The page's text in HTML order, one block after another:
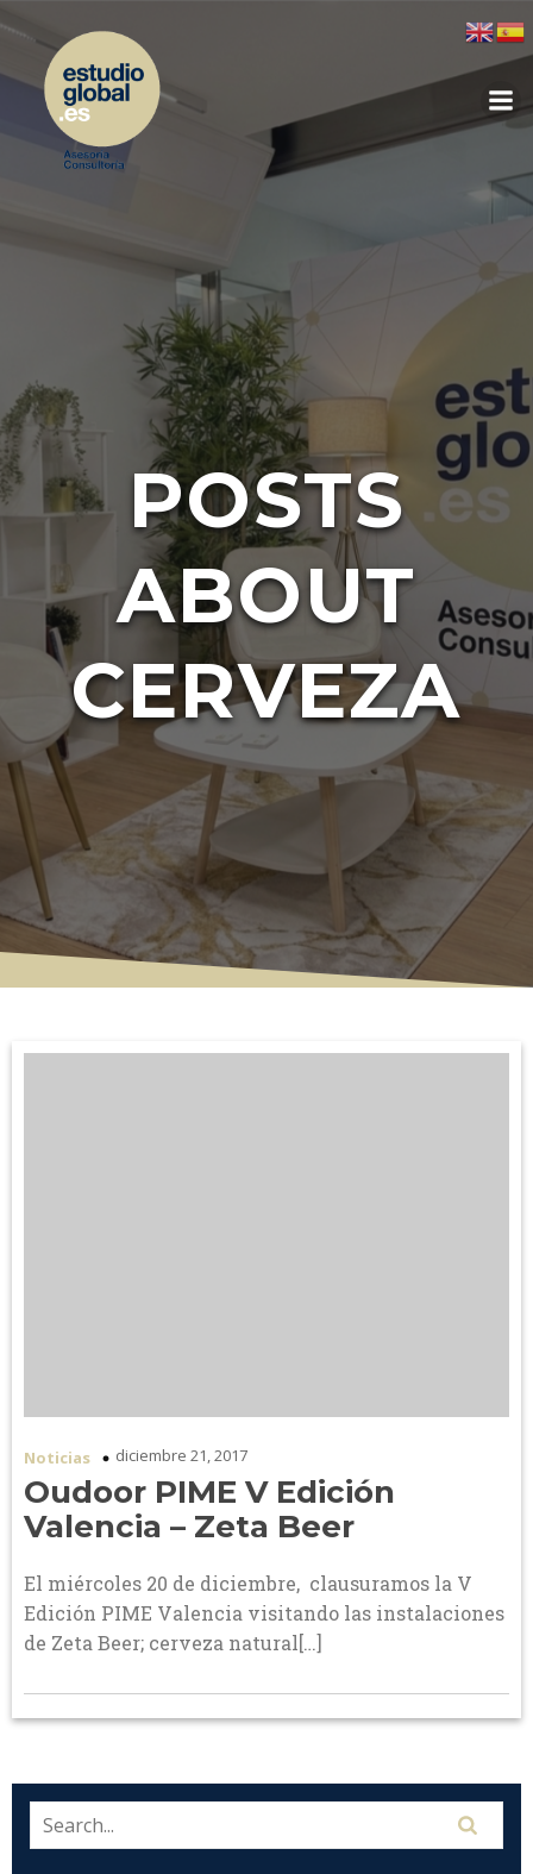
POSTS
ABOUT
CERVEZA
Noticias diciembre 21, 2017
Oudoor PIME V Edición
Valencia – Zeta Beer
El miércoles 20 de diciembre, clausuramos la V
Edición PIME Valencia visitando las instalaciones
de Zeta Beer; cerveza natural[…]